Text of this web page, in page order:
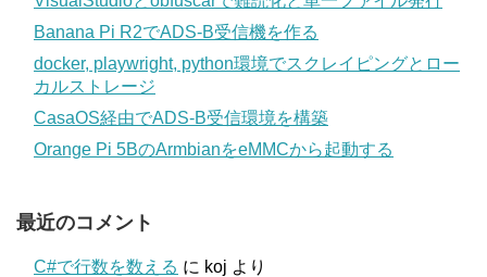
Banana Pi R2でADS-B受信機を作る
docker, playwright, python環境でスクレイピングとロー
カルストレージ
CasaOS経由でADS-B受信環境を構築
Orange Pi 5BのArmbianをeMMCから起動する
最近のコメント
C#で行数を数える に koj より